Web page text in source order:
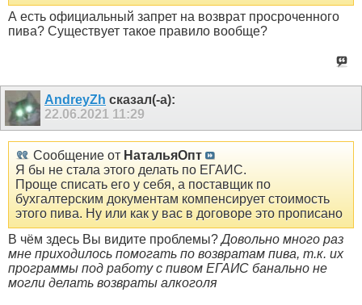
А есть официальный запрет на возврат просроченного
пива? Существует такое правило вообще?
AndreyZh сказал(-а):
22.06.2021 11:29
Сообщение от НатальяОпт
Я бы не стала этого делать по ЕГАИС.
Проще списать его у себя, а поставщик по
бухгалтерским документам компенсирует стоимость
этого пива. Ну или как у вас в договоре это прописано
В чём здесь Вы видите проблемы?Довольно много раз
мне приходилось помогать по возвратам пива, т.к. их
программы под работу с пивом ЕГАИС банально не
могли делать возвраты алкоголя